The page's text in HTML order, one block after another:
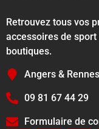
Retrouvez tous vos
accessoires de
boutiques.
Angers & Rennes
09 81 67 44 29
Formulaire de